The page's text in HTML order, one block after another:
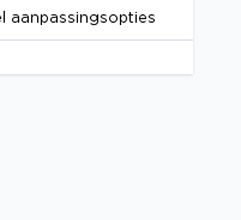
aanpassingsopties